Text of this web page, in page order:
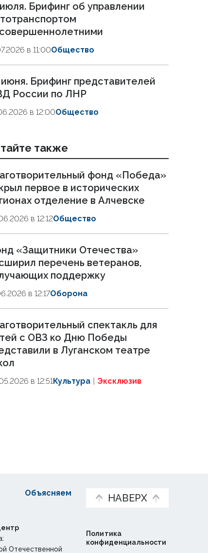
Брифинг об управлении
в 11:00Общество
Брифинг представителей
России по ЛНР
в 12:00Общество
также
фонд «Победа»
первое в исторических
отделение в Алчевске
в 12:12Общество
«Защитники Отечества»
перечень ветеранов,
поддержку
в 12:17Оборона
спектакль для
с ОВЗ ко Дню Победы
в Луганском театре
в 12:51Культура Эксклюзив
НАВЕРХ
Объясняем
Политика
конфиденциальности
Отечественной